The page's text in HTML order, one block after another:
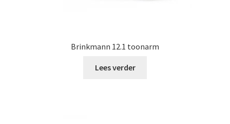
Brinkmann 12.1 toonarm
Lees verder